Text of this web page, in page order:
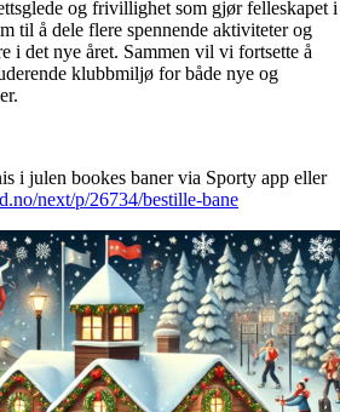
og frivillighet som gjør felleskapet i
til å dele flere spennende aktiviteter og
i det nye året. Sammen vil vi fortsette å
klubbmiljø for både nye og
i julen bookes baner via Sporty app eller
next/p/26734/bestille-bane